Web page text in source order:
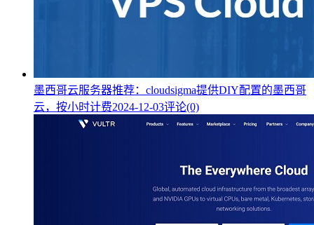
墨西哥云服务器推荐：cloudsigma提供DIY配置的墨西哥
云，按小时计费2024-12-03评论(0)